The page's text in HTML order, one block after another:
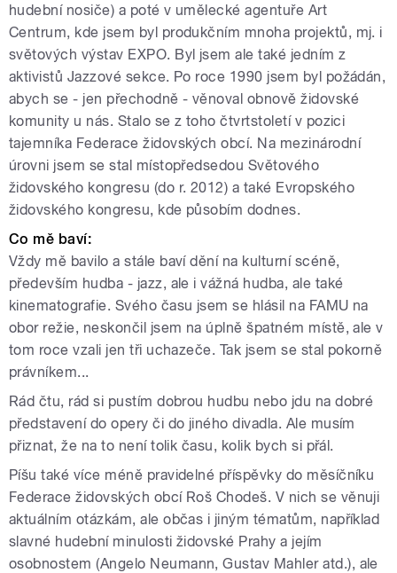
hudební nosiče) a poté v umělecké agentuře Art
Centrum, kde jsem byl produkčním mnoha projektů, mj. i
světových výstav EXPO. Byl jsem ale také jedním z
aktivistů Jazzové sekce. Po roce 1990 jsem byl požádán,
abych se - jen přechodně - věnoval obnově židovské
komunity u nás. Stalo se z toho čtvrtstoletí v pozici
tajemníka Federace židovských obcí. Na mezinárodní
úrovni jsem se stal místopředsedou Světového
židovského kongresu (do r. 2012) a také Evropského
židovského kongresu, kde působím dodnes.
Co mě baví:
Vždy mě bavilo a stále baví dění na kulturní scéně,
především hudba - jazz, ale i vážná hudba, ale také
kinematografie. Svého času jsem se hlásil na FAMU na
obor režie, neskončil jsem na úplně špatném místě, ale v
tom roce vzali jen tři uchazeče. Tak jsem se stal pokorně
právníkem...
Rád čtu, rád si pustím dobrou hudbu nebo jdu na dobré
představení do opery či do jiného divadla. Ale musím
přiznat, že na to není tolik času, kolik bych si přál.
Píšu také více méně pravidelné příspěvky do měsíčníku
Federace židovských obcí Roš Chodeš. V nich se věnuji
aktuálním otázkám, ale občas i jiným tématům, například
slavné hudební minulosti židovské Prahy a jejím
osobnostem (Angelo Neumann, Gustav Mahler atd.), ale